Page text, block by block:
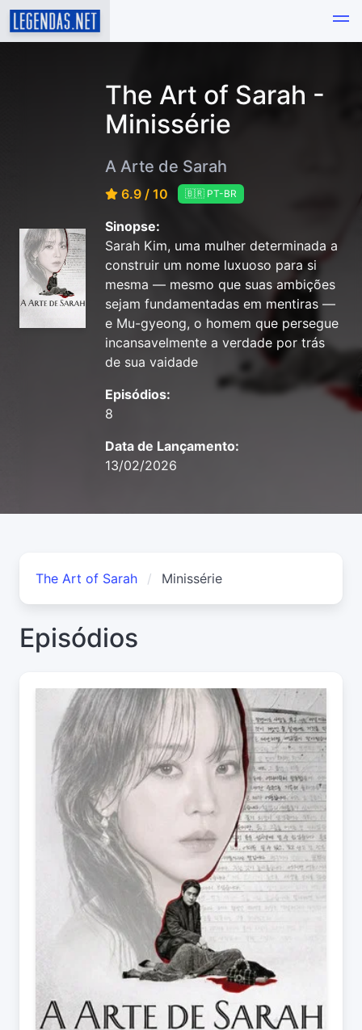
The Art of Sarah -
Minissérie
A Arte de Sarah
6.9 / 10 🇧🇷 PT-BR
Sinopse:
Sarah Kim, uma mulher determinada a
construir um nome luxuoso para si
mesma — mesmo que suas ambições
sejam fundamentadas em mentiras —
e Mu-gyeong, o homem que persegue
incansavelmente a verdade por trás
de sua vaidade
Episódios:
8
Data de Lançamento:
13/02/2026
The Art of Sarah Minissérie
Episódios